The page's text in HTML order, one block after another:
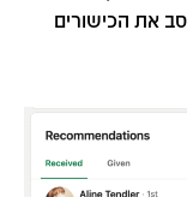
את הכישורים